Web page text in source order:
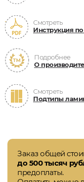
Смотреть
Инструкция
Подробнее
О
Смотреть
Подтипы
Заказ общей
до 500 тысяч
предоплаты.